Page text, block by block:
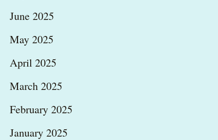
June 2025
May 2025
April 2025
March 2025
February 2025
January 2025